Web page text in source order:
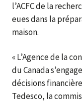
l’ACFC de la
eues dans la
maison.
« L’Agence de la
du Canada
décisions
Tedesco, la